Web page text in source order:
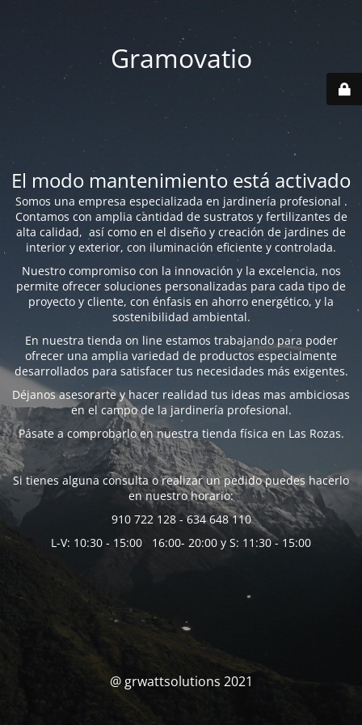
Gramovatio
El modo mantenimiento está activado
Somos una empresa especializada en jardinería profesional .
Contamos con amplia cantidad de sustratos y fertilizantes de
alta calidad, así como en el diseño y creación de jardines de
interior y exterior, con iluminación eficiente y controlada.
Nuestro compromiso con la innovación y la excelencia, nos
permite ofrecer soluciones personalizadas para cada tipo de
proyecto y cliente, con énfasis en ahorro energético, y la
sostenibilidad ambiental.
En nuestra tienda on line estamos trabajando para poder
ofrecer una amplia variedad de productos especialmente
desarrollados para satisfacer tus necesidades más exigentes.
Déjanos asesorarte y hacer realidad tus ideas mas ambiciosas
en el campo de la jardinería profesional.
Pásate a comprobarlo en nuestra tienda física en Las Rozas.
Si tienes alguna consulta o realizar un pedido puedes hacerlo
en nuestro horario:
910 722 128 - 634 648 110
L-V: 10:30 - 15:00 16:00- 20:00 y S: 11:30 - 15:00
@ grwattsolutions 2021